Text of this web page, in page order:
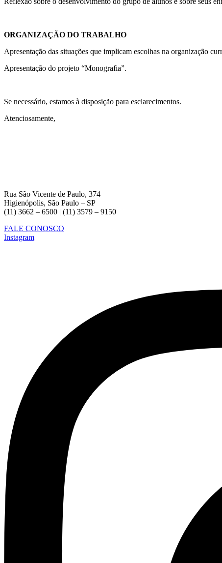
ORGANIZAÇÃO DO TRABALHO
Apresentação das situações que implicam escolhas na organização
Apresentação do projeto “Monografia”.
Se necessário, estamos à disposição para esclarecimentos.
Atenciosamente,
Rua São Vicente de Paulo, 374
Higienópolis, São Paulo – SP
(11) 3662 – 6500 | (11) 3579 – 9150
FALE CONOSCO
Instagram